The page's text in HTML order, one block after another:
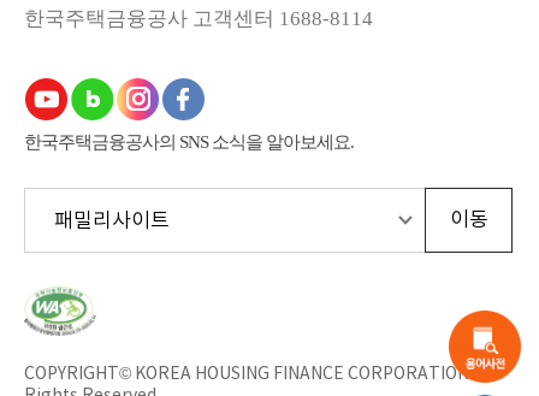
한국주택금융공사 고객센터 1688-8114
한국주택금융공사의 SNS 소식을 알아보세요.
한
국
웹
근
COPYRIGHT© KOREA HOUSING FINANCE CORPORATION All